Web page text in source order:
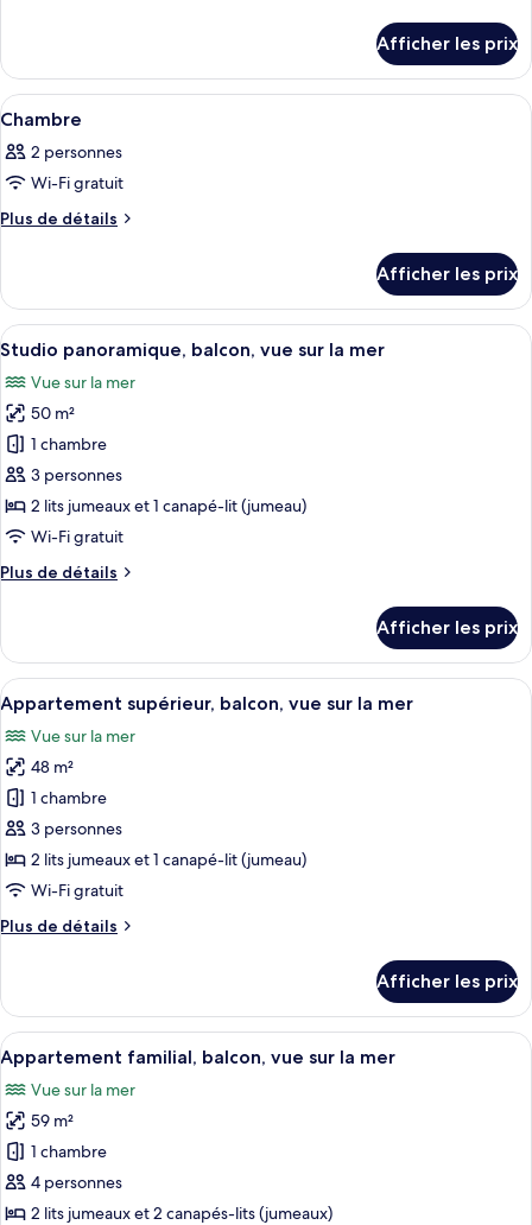
de
chambre :
Chambre
Chambre
Afficher les prix
Afficher
toutes
les
photos
pour
de
chambre :
Chambre
Une chambre d’hôtel avec un lit,
10
Chambre
2 personnes
Wi-Fi gratuit
Plus de détails
Plus
Chambre
Afficher les prix
Afficher
toutes
les
photos
pour
ce
type
de
chambre :
Studio
vue
sur
la
mer
Un balcon avec une table préparée
17
Studio panoramique, balcon, vue sur la mer
Vue sur la mer
50 m²
1 chambre
3 personnes
2 lits jumeaux et 1 canapé-lit (jumeau)
Wi-Fi gratuit
Plus de détails
Plus
Studio
panoramique,
balcon,
vue
sur
la
mer
Afficher les prix
Afficher
toutes
les
photos
pour
ce
type
de
chambre :
Appartement
vue
sur
la
mer
Une chambre d’hôtel moderne
16
Appartement supérieur, balcon, vue sur la mer
Vue sur la mer
48 m²
1 chambre
3 personnes
2 lits jumeaux et 1 canapé-lit (jumeau)
Wi-Fi gratuit
Plus de détails
Plus
Appartement
supérieur,
balcon,
vue
sur
la
mer
Afficher les prix
Afficher
toutes
les
photos
pour
ce
type
Une chambre d’hôtel moderne
20
Appartement familial, balcon, vue sur la mer
Vue sur la mer
59 m²
1 chambre
4 personnes
2 lits jumeaux et 2 canapés-lits (jumeaux)